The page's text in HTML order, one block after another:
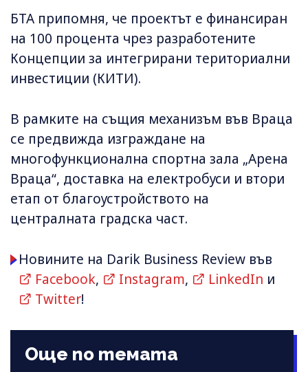
БТА припомня, че проектът е финансиран
на 100 процента чрез разработените
Концепции за интегрирани териториални
инвестиции (КИТИ).
В рамките на същия механизъм във Враца
се предвижда изграждане на
многофункционална спортна зала „Арена
Враца“, доставка на електробуси и втори
етап от благоустройството на
централната градска част.
Новините на Darik Business Review във
Facebook, Instagram, LinkedIn и
Twitter!
Още по темата